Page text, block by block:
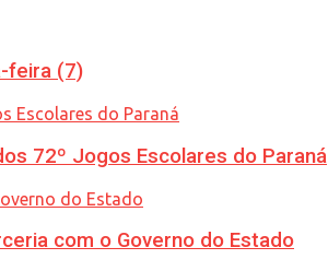
feira (7)
72º Jogos Escolares do Paraná
com o Governo do Estado